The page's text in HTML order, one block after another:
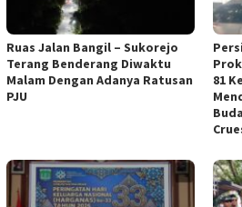
Ruas Jalan Bangil – Sukorejo
Terang Benderang Diwaktu
Malam Dengan Adanya Ratusan
PJU
81